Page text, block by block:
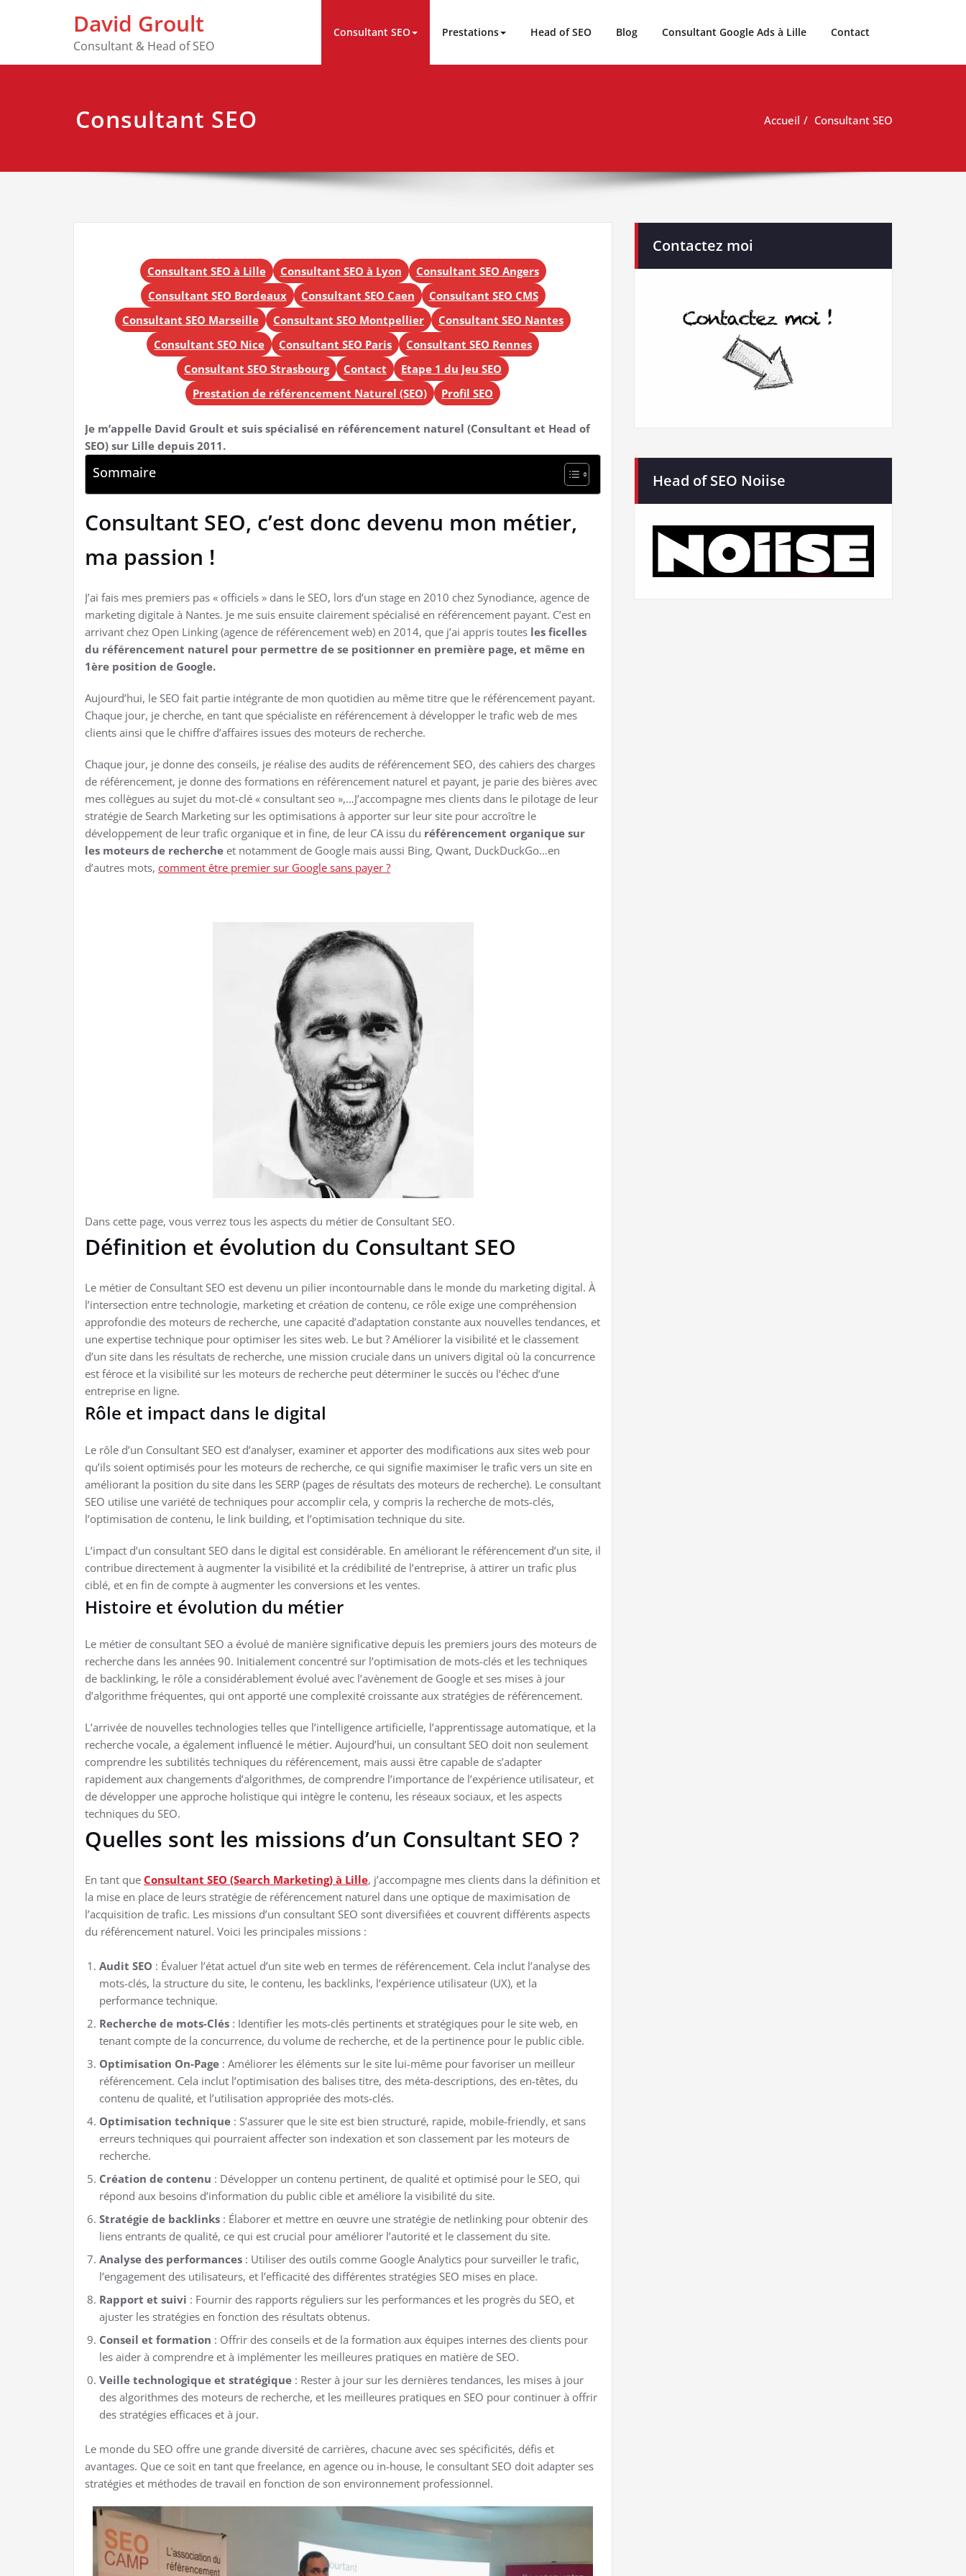
David Groult
Consultant & Head of SEO
Consultant SEO Prestations Head of SEO Blog Consultant Google Ads à Lille Contact
Consultant SEO Accueil Consultant SEO
Consultant SEO à Lille Consultant SEO à Lyon
Consultant SEO Angers
Consultant SEO Bordeaux
Consultant SEO Caen
Consultant SEO CMS
Consultant SEO Marseille
Consultant SEO Montpellier
Consultant SEO Nantes
Consultant SEO Nice
Consultant SEO Paris
Consultant SEO Rennes
Consultant SEO Strasbourg
Contact
Etape 1 du Jeu SEO
Prestation de référencement Naturel (SEO)
Profil SEO
Je m’appelle David Groult et suis spécialisé en référencement naturel (Consultant et Head of
SEO) sur Lille depuis 2011.
Sommaire
Consultant SEO, c’est donc devenu mon métier,
ma passion !
J’ai fais mes premiers pas « officiels » dans le SEO, lors d’un stage en 2010 chez Synodiance, agence de
marketing digitale à Nantes. Je me suis ensuite clairement spécialisé en référencement payant. C’est en
arrivant chez Open Linking (agence de référencement web) en 2014, que j’ai appris toutes les ficelles
du référencement naturel pour permettre de se positionner en première page, et même en
1ère position de Google.
Aujourd’hui, le SEO fait partie intégrante de mon quotidien au même titre que le référencement payant.
Chaque jour, je cherche, en tant que spécialiste en référencement à développer le trafic web de mes
clients ainsi que le chiffre d’affaires issues des moteurs de recherche.
Chaque jour, je donne des conseils, je réalise des audits de référencement SEO, des cahiers des charges
de référencement, je donne des formations en référencement naturel et payant, je parie des bières avec
mes collègues au sujet du mot-clé « consultant seo »,…J’accompagne mes clients dans le pilotage de leur
stratégie de Search Marketing sur les optimisations à apporter sur leur site pour accroître le
développement de leur trafic organique et in fine, de leur CA issu du référencement organique sur
les moteurs de recherche et notamment de Google mais aussi Bing, Qwant, DuckDuckGo…en
d’autres mots, comment être premier sur Google sans payer ?
Dans cette page, vous verrez tous les aspects du métier de Consultant SEO.
Définition et évolution du Consultant SEO
Le métier de Consultant SEO est devenu un pilier incontournable dans le monde du marketing digital. À
l’intersection entre technologie, marketing et création de contenu, ce rôle exige une compréhension
approfondie des moteurs de recherche, une capacité d’adaptation constante aux nouvelles tendances, et
une expertise technique pour optimiser les sites web. Le but ? Améliorer la visibilité et le classement
d’un site dans les résultats de recherche, une mission cruciale dans un univers digital où la concurrence
est féroce et la visibilité sur les moteurs de recherche peut déterminer le succès ou l’échec d’une
entreprise en ligne.
Rôle et impact dans le digital
Le rôle d’un Consultant SEO est d’analyser, examiner et apporter des modifications aux sites web pour
qu’ils soient optimisés pour les moteurs de recherche, ce qui signifie maximiser le trafic vers un site en
améliorant la position du site dans les SERP (pages de résultats des moteurs de recherche). Le consultant
SEO utilise une variété de techniques pour accomplir cela, y compris la recherche de mots-clés,
l’optimisation de contenu, le link building, et l’optimisation technique du site.
L’impact d’un consultant SEO dans le digital est considérable. En améliorant le référencement d’un site, il
contribue directement à augmenter la visibilité et la crédibilité de l’entreprise, à attirer un trafic plus
ciblé, et en fin de compte à augmenter les conversions et les ventes.
Histoire et évolution du métier
Le métier de consultant SEO a évolué de manière significative depuis les premiers jours des moteurs de
recherche dans les années 90. Initialement concentré sur l’optimisation de mots-clés et les techniques
de backlinking, le rôle a considérablement évolué avec l’avènement de Google et ses mises à jour
d’algorithme fréquentes, qui ont apporté une complexité croissante aux stratégies de référencement.
L’arrivée de nouvelles technologies telles que l’intelligence artificielle, l’apprentissage automatique, et la
recherche vocale, a également influencé le métier. Aujourd’hui, un consultant SEO doit non seulement
comprendre les subtilités techniques du référencement, mais aussi être capable de s’adapter
rapidement aux changements d’algorithmes, de comprendre l’importance de l’expérience utilisateur, et
de développer une approche holistique qui intègre le contenu, les réseaux sociaux, et les aspects
techniques du SEO.
Quelles sont les missions d’un Consultant SEO ?
En tant que Consultant SEO (Search Marketing) à Lille, j’accompagne mes clients dans la définition et
la mise en place de leurs stratégie de référencement naturel dans une optique de maximisation de
l’acquisition de trafic. Les missions d’un consultant SEO sont diversifiées et couvrent différents aspects
du référencement naturel. Voici les principales missions :
Audit SEO : Évaluer l’état actuel d’un site web en termes de référencement. Cela inclut l’analyse des
mots-clés, la structure du site, le contenu, les backlinks, l’expérience utilisateur (UX), et la
performance technique.
Recherche de mots-Clés : Identifier les mots-clés pertinents et stratégiques pour le site web, en
tenant compte de la concurrence, du volume de recherche, et de la pertinence pour le public cible.
Optimisation On-Page : Améliorer les éléments sur le site lui-même pour favoriser un meilleur
référencement. Cela inclut l’optimisation des balises titre, des méta-descriptions, des en-têtes, du
contenu de qualité, et l’utilisation appropriée des mots-clés.
Optimisation technique : S’assurer que le site est bien structuré, rapide, mobile-friendly, et sans
erreurs techniques qui pourraient affecter son indexation et son classement par les moteurs de
recherche.
Création de contenu : Développer un contenu pertinent, de qualité et optimisé pour le SEO, qui
répond aux besoins d’information du public cible et améliore la visibilité du site.
Stratégie de backlinks : Élaborer et mettre en œuvre une stratégie de netlinking pour obtenir des
liens entrants de qualité, ce qui est crucial pour améliorer l’autorité et le classement du site.
Analyse des performances : Utiliser des outils comme Google Analytics pour surveiller le trafic,
l’engagement des utilisateurs, et l’efficacité des différentes stratégies SEO mises en place.
Rapport et suivi : Fournir des rapports réguliers sur les performances et les progrès du SEO, et
ajuster les stratégies en fonction des résultats obtenus.
Conseil et formation : Offrir des conseils et de la formation aux équipes internes des clients pour
les aider à comprendre et à implémenter les meilleures pratiques en matière de SEO.
Veille technologique et stratégique : Rester à jour sur les dernières tendances, les mises à jour
des algorithmes des moteurs de recherche, et les meilleures pratiques en SEO pour continuer à offrir
des stratégies efficaces et à jour.
Le monde du SEO offre une grande diversité de carrières, chacune avec ses spécificités, défis et
avantages. Que ce soit en tant que freelance, en agence ou in-house, le consultant SEO doit adapter ses
stratégies et méthodes de travail en fonction de son environnement professionnel.
Contactez moi
Head of SEO Noiise